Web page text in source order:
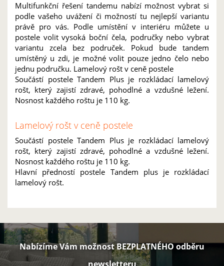
Multifunkční řešení tandemu nabízí možnost vybrat si
podle vašeho uvážení či možností tu nejlepší variantu
právě pro vás. Podle umístění v interiéru můžete u
postele volit vysoká boční čela, područky nebo vybrat
variantu zcela bez područek. Pokud bude tandem
umístěný u zdi, je možné volit pouze jedno čelo nebo
jednu područku. Lamelový rošt v ceně postele
Součástí postele Tandem Plus je rozkládací lamelový
rošt, který zajistí zdravé, pohodlné a vzdušné ležení.
Nosnost každého roštu je 110 kg.
Lamelový rošt v ceně postele
Součástí postele Tandem Plus je rozkládací lamelový
rošt, který zajistí zdravé, pohodlné a vzdušné ležení.
Nosnost každého roštu je 110 kg.
Hlavní předností postele Tandem plus je rozkládací
lamelový rošt.
Nabízíme Vám možnost BEZPLATNÉHO odběru